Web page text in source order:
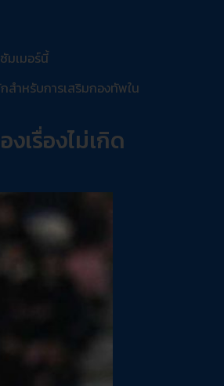
มเมอร์นี้
สำหรับการเสริมกองทัพใน
เรื่องไม่เกิด